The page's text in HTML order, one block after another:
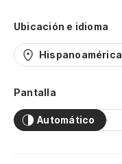
Ubicación e idioma
Hispanoamérica
Pantalla
Automático